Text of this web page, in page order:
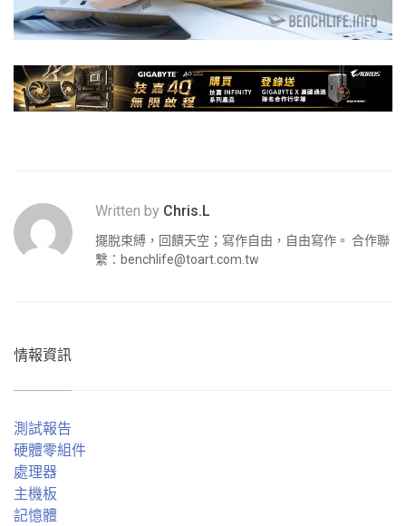
Written by Chris.L
擺脫束縛，回饋天空；寫作自由，自由寫作。 合作聯
繫： benchlife@toart.com.tw
情報資訊
測試報告
硬體零組件
處理器
主機板
記憶體